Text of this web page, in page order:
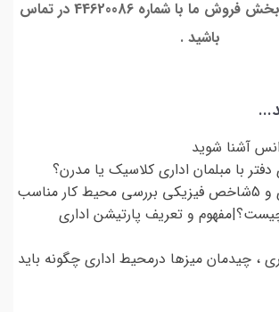
لطفا با کارشناسان بخش فروش ما با شماره 44620086 در تماس
باشید .
آشنا شوید
دفتر با مبلمان اداری کلاسیک یا مدرن؟
و تعریف پارتیشن اداری
، چیدمان میزها درمحیط اداری چگونه باید